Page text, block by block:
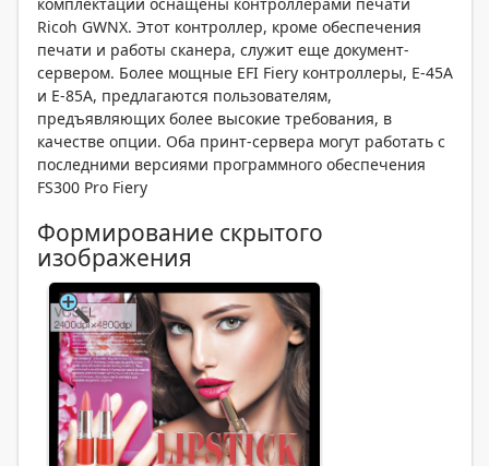
комплектации оснащены контроллерами печати
Ricoh GWNX. Этот контроллер, кроме обеспечения
печати и работы сканера, служит еще документ-
сервером. Более мощные EFI Fiery контроллеры, E-45A
и E-85A, предлагаются пользователям,
предъявляющих более высокие требования, в
качестве опции. Оба принт-сервера могут работать с
последними версиями программного обеспечения
FS300 Pro Fiery
Формирование скрытого
изображения